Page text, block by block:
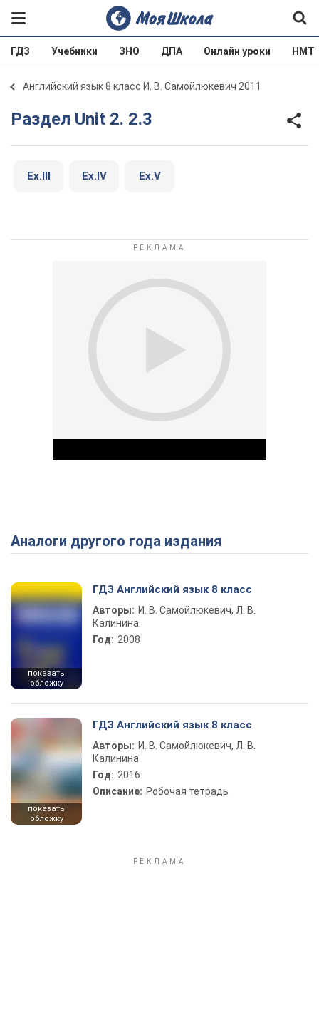
ГДЗ Учебники ЗНО ДПА Онлайн уроки НМТ
Английский язык 8 класс И. В. Самойлюкевич 2011
Раздел Unit 2. 2.3
Ex.III Ex.IV Ex.V
Play Video
Аналоги другого года издания
показать
обложку
ГДЗ Английский язык 8 класс
Авторы: И. В. Самойлюкевич, Л. В.
Калинина
Год: 2008
показать
обложку
ГДЗ Английский язык 8 класс
Авторы: И. В. Самойлюкевич, Л. В.
Калинина
Год: 2016
Описание: Робочая тетрадь